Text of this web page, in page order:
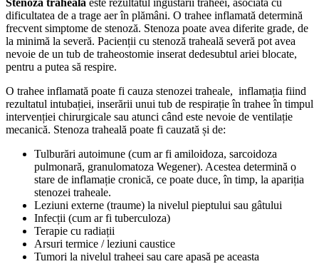
Stenoza traheală este rezultatul îngustării traheei, asociată cu
dificultatea de a trage aer în plămâni. O trahee inflamată determină
frecvent simptome de stenoză. Stenoza poate avea diferite grade, de
la minimă la severă. Pacienții cu stenoză traheală severă pot avea
nevoie de un tub de traheostomie inserat dedesubtul ariei blocate,
pentru a putea să respire.
O trahee inflamată poate fi cauza stenozei traheale, inflamația fiind
rezultatul intubației, inserării unui tub de respirație în trahee în timpul
intervenției chirurgicale sau atunci când este nevoie de ventilație
mecanică. Stenoza traheală poate fi cauzată și de:
Tulburări autoimune (cum ar fi amiloidoza, sarcoidoza
pulmonară, granulomatoza Wegener). Acestea determină o
stare de inflamație cronică, ce poate duce, în timp, la apariția
stenozei traheale.
Leziuni externe (traume) la nivelul pieptului sau gâtului
Infecții (cum ar fi tuberculoza)
Terapie cu radiații
Arsuri termice / leziuni caustice
Tumori la nivelul traheei sau care apasă pe aceasta